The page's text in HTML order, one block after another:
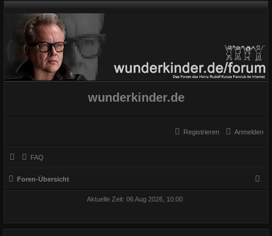
wunderkinder.de
Anmelden
Registrieren
FAQ
Foren-Übersicht
Aktuelle Zeit: 06 Aug 2026, 10:00